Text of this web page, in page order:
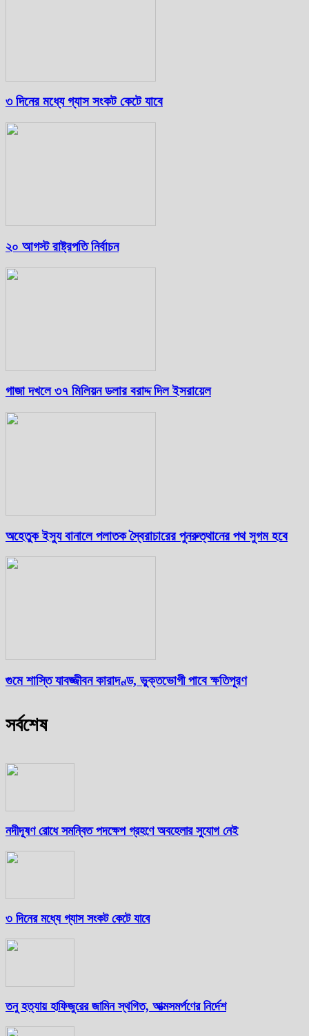
৩ দিনের মধ্যে গ্যাস সংকট কেটে যাবে
২০ আগস্ট রাষ্ট্রপতি নির্বাচন
গাজা দখলে ৩৭ মিলিয়ন ডলার বরাদ্দ দিল ইসরায়েল
অহেতুক ইস্যু বানালে পলাতক স্বৈরাচারের পুনরুত্থানের পথ সুগম হবে
গুমে শাস্তি যাবজ্জীবন কারাদণ্ড, ভুক্তভোগী পাবে ক্ষতিপূরণ
সর্বশেষ
নদীদূষণ রোধে সমন্বিত পদক্ষেপ গ্রহণে অবহেলার সুযোগ নেই
৩ দিনের মধ্যে গ্যাস সংকট কেটে যাবে
তনু হত্যায় হাফিজুরের জামিন স্থগিত, আত্মসমর্পণের নির্দেশ